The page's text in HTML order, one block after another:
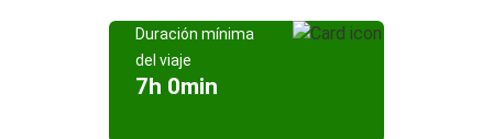
Duración mínima
del viaje
7h 0min